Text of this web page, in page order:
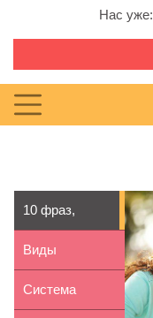
Нас уже:
10 фраз,
которые
нельзя
Виды
накопителей
Система